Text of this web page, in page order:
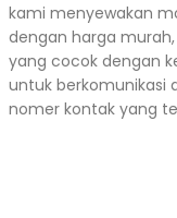
kami menyewakan
dengan harga
yang cocok dengan
untuk berkomunikasi
nomer kontak yang